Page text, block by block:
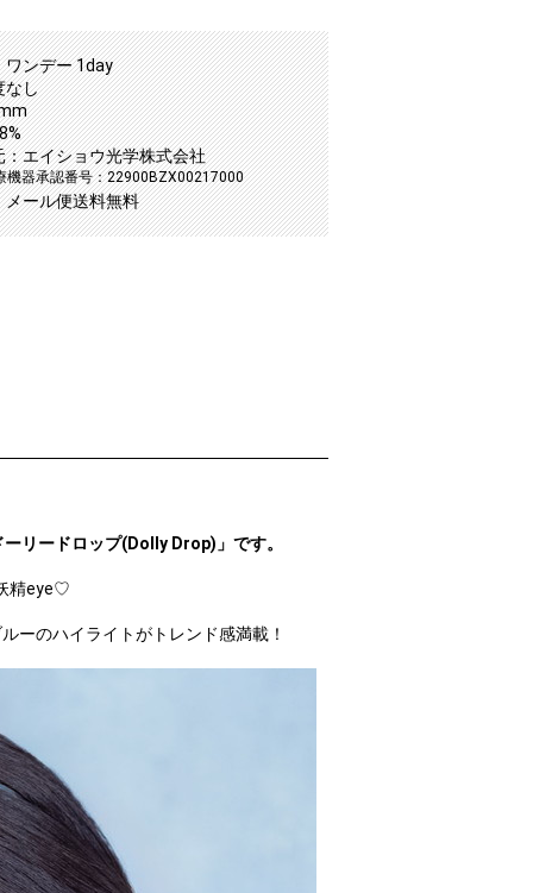
ワンデー 1day
なし
：エイショウ光学株式会社
機器承認番号：22900BZX00217000
メール便送料無料
リードロップ(Dolly Drop)」です。
精eye♡
ーのハイライトがトレンド感満載！